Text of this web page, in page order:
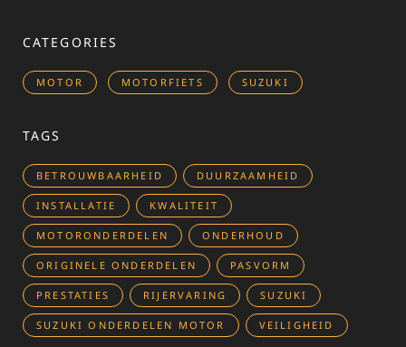
CATEGORIES
MOTOR MOTORFIETS SUZUKI
TAGS
BETROUWBAARHEID DUURZAAMHEID
INSTALLATIE KWALITEIT
MOTORONDERDELEN ONDERHOUD
ORIGINELE ONDERDELEN PASVORM
PRESTATIES RIJERVARING SUZUKI
SUZUKI ONDERDELEN MOTOR VEILIGHEID